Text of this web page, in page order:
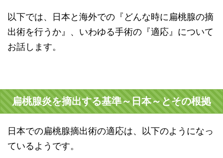
以下では、日本と海外での『どんな時に扁桃腺の摘
出術を行うか』、いわゆる手術の『適応』について
お話します。
扁桃腺炎を摘出する基準～日本～とその根拠
日本での扁桃腺摘出術の適応は、以下のようになっ
ているようです。